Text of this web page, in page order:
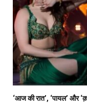
‘आज की रात’, ‘पायल’ और